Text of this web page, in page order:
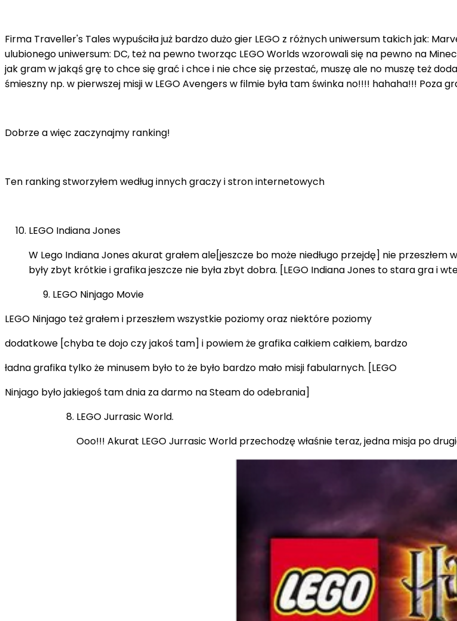
Firma Traveller's Tales wypuściła już bardzo dużo gier LEGO z różnych uniwersum takich jak:
ulubionego uniwersum: DC, też na pewno tworząc LEGO Worlds wzorowali się na pewno na
jak gram w jakąś grę to chce się grać i chce i nie chce się przestać, muszę ale no muszę też
śmieszny np. w pierwszej misji w LEGO Avengers w filmie była tam świnka no!!!! hahaha!!! Poza
Dobrze a więc zaczynajmy ranking!
Ten ranking stworzyłem według innych graczy i stron internetowych
LEGO Indiana Jones
W Lego Indiana Jones akurat grałem ale[jeszcze bo może niedługo przejdę] nie
były zbyt krótkie i grafika jeszcze nie była zbyt dobra. [LEGO Indiana Jones to stara gra i
LEGO Ninjago Movie
LEGO Ninjago też grałem i przeszłem wszystkie poziomy oraz niektóre poziomy
dodatkowe [chyba te dojo czy jakoś tam] i powiem że grafika całkiem całkiem, bardzo
ładna grafika tylko że minusem było to że było bardzo mało misji fabularnych. [LEGO
Ninjago było jakiegoś tam dnia za darmo na Steam do odebrania]
LEGO Jurrasic World.
Ooo!!! Akurat LEGO Jurrasic World przechodzę właśnie teraz, jedna misja po